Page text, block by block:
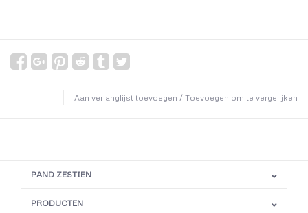
Aan verlanglijst toevoegen / Toevoegen om te vergelijken
PAND ZESTIEN
PRODUCTEN